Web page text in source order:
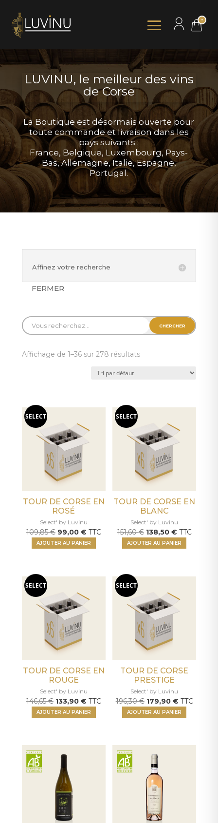
-
LUVINU, le meilleur des vins
de Corse
La Boutique est désormais ouverte pour
toute commande et livraison dans les
pays suivants :
France, Belgique, Luxembourg, Pays-
Bas, Allemagne, Italie, Espagne,
Portugal.
Affinez votre recherche
FERMER
Affichage de 1–36 sur 278 résultats
SELECT
TOUR DE CORSE EN
ROSÉ
Select' by Luvinu
109,85€ Le
prix
initial
99,00 €Le
prix
actuel
TTC
AJOUTER AU PANIER
SELECT
TOUR DE CORSE EN
BLANC
Select' by Luvinu
151,60€ Le
prix
initial
138,50 €Le
prix
actuel
TTC
AJOUTER AU PANIER
SELECT
TOUR DE CORSE EN
ROUGE
Select' by Luvinu
146,65€ Le
prix
initial
133,90 €Le
prix
actuel
TTC
AJOUTER AU PANIER
SELECT
TOUR DE CORSE
PRESTIGE
Select' by Luvinu
196,30€ Le
prix
initial
179,90 €Le
prix
actuel
TTC
AJOUTER AU PANIER